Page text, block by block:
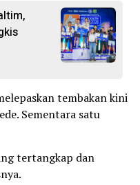
tembakan kini
Sementara satu
tertangkap dan